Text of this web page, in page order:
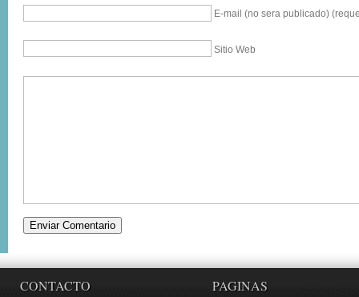
E-mail (no sera publicado)
Sitio Web
CONTACTO PAGINAS